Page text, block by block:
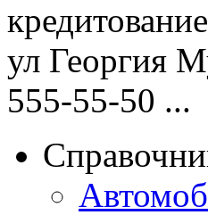
ул Георгия
555-55-50 ...